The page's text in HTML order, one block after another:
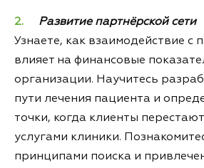
Развитие партнёрской сети
Узнаете, как взаимодействие с
влияет на финансовые
организации. Научитесь
пути лечения пациента и
точки, когда клиенты
услугами клиники.
принципами поиска и